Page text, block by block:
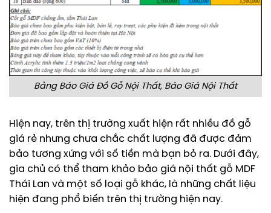
Bảng Báo Giá Đồ Gỗ Nội Thất, Báo Giá Nội Thất
Hiện nay, trên thị trường xuất hiện rất nhiều đồ gỗ
giá rẻ nhưng chưa chắc chất lượng đã được đảm
bảo tương xứng với số tiền mà bạn bỏ ra. Dưới đây,
gia chủ có thể tham khảo bảo giá nội thất gỗ MDF
Thái Lan và một số loại gỗ khác, là những chất liệu
hiện đang phổ biến trên thị trường hiện nay.